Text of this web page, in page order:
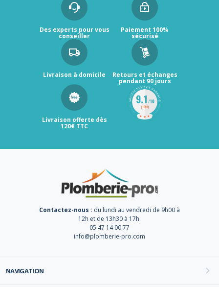
Des experts pour vous
conseiller
Paiement 100%
sécurisé
Livraison à domicile Retours et échanges
pendant 90 jours
Livraison offerte dès
120€ TTC
Contactez-nous : du lundi au vendredi de 9h00 à
12h et de 13h30 à 17h.
05 47 14 00 77
info@plomberie-pro.com
NAVIGATION